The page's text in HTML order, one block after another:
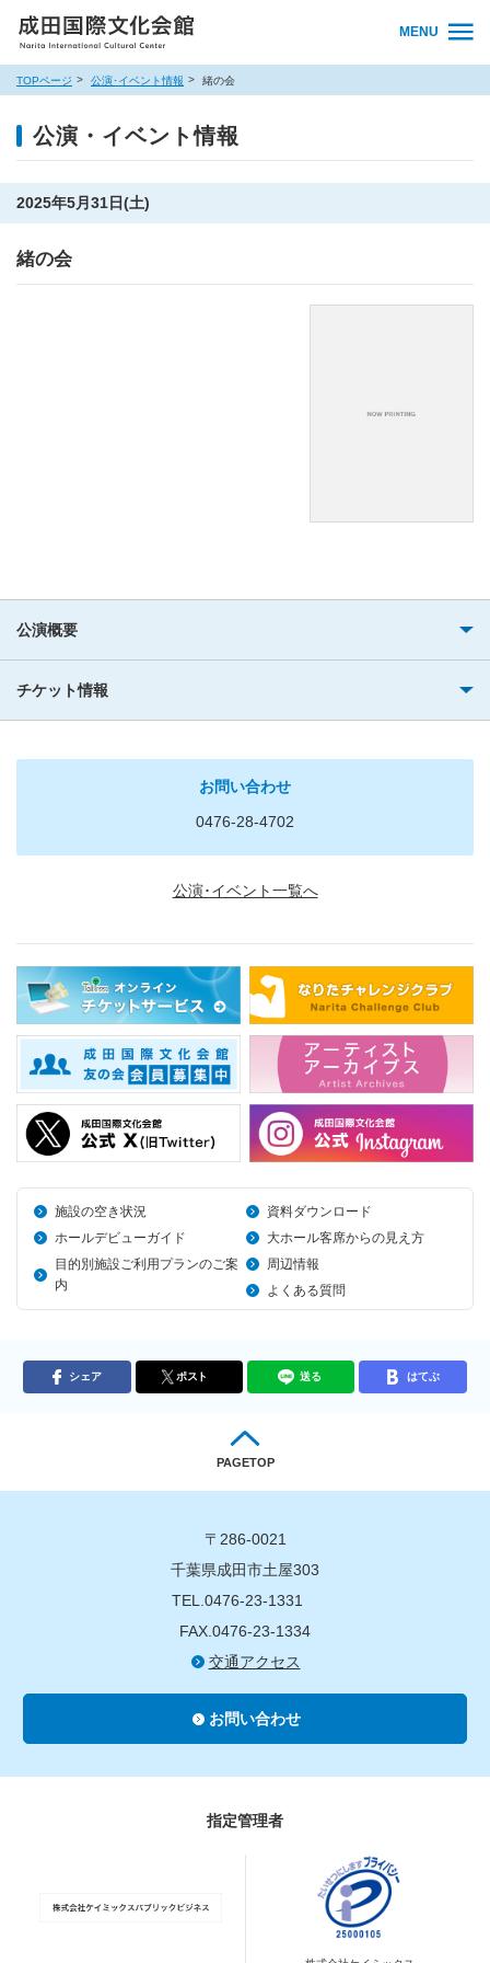
MENU
TOPページ 公演･イベント情報 緒の会
公演・イベント情報
2025年5月31日(土)
緒の会
公演概要
チケット情報
お問い合わせ
0476-28-4702
公演･イベント一覧へ
施設の空き状況
資料ダウンロード
ホールデビューガイド
大ホール客席からの見え方
目的別施設ご利用プランのご案
内
周辺情報
よくある質問
シェア ポスト 送る はてぶ
PAGETOP
〒286-0021
千葉県成田市土屋303
TEL.0476-23-1331
FAX.0476-23-1334
交通アクセス
お問い合わせ
指定管理者